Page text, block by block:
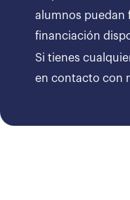
alumnos puedan
financiación
Si tienes
en contacto con